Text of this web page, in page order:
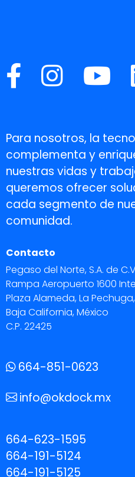
Para nosotros, la
complementa y
nuestras vidas y
queremos ofrecer
cada segmento de
comunidad.
Contacto
Pegaso del Norte, S.A. de
Rampa Aeropuerto 1600
Plaza Alameda, La
Baja California, México
C.P. 22425
664-851-0623
info@okdock.mx
664-623-1595
664-191-5124
664-191-5125